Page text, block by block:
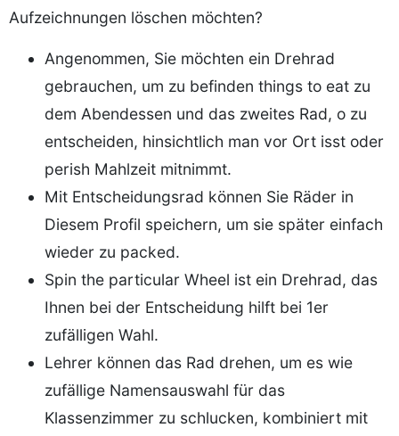
Aufzeichnungen löschen möchten?
Angenommen, Sie möchten ein Drehrad
gebrauchen, um zu befinden things to eat zu
dem Abendessen und das zweites Rad, o zu
entscheiden, hinsichtlich man vor Ort isst oder
perish Mahlzeit mitnimmt.
Mit Entscheidungsrad können Sie Räder in
Diesem Profil speichern, um sie später einfach
wieder zu packed.
Spin the particular Wheel ist ein Drehrad, das
Ihnen bei der Entscheidung hilft bei 1er
zufälligen Wahl.
Lehrer können das Rad drehen, um es wie
zufällige Namensauswahl für das
Klassenzimmer zu schlucken, kombiniert mit